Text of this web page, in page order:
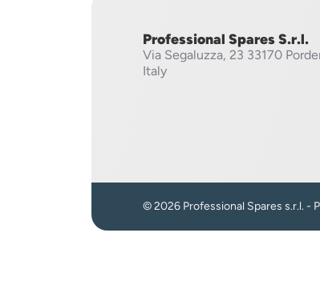
Professional Spares S.r.l.
Via Segaluzza, 23 33170
Italy
© 2026 Professional Spares s.r.l. -